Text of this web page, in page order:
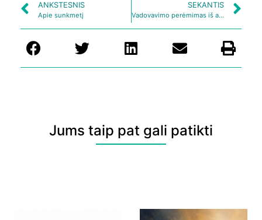
ANKSTESNIS
Apie sunkmetį
SEKANTIS
Vadovavimo perėmimas iš akcininkų
Jums taip pat gali patikti